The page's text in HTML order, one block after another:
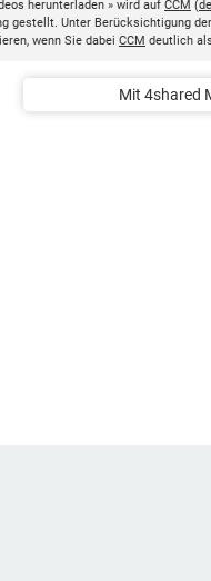
herunterladen » wird auf CCM (
gestellt. Unter Berücksichtigung
wenn Sie dabei CCM deutlich
Mit 4shared